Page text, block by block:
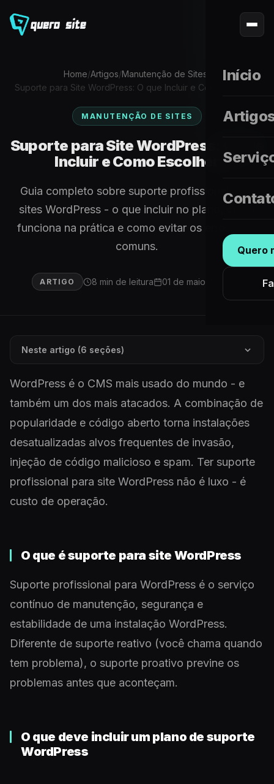
Início
Quero
Home/Artigos/Manutenção de Sites
Suporte para Site WordPress: O que Incluir e Como Escolher
MANUTENÇÃO DE SITES
Suporte para Site WordPress: O que
Incluir e Como Escolher
Guia completo sobre suporte profissional para
sites WordPress - o que incluir no plano, como
funciona na prática e como evitar os erros mais
comuns.
ARTIGO 8 min de leitura 01 de maio de 2026
Neste artigo (6 seções)
WordPress é o CMS mais usado do mundo - e
também um dos mais atacados. A combinação de
popularidade e código aberto torna instalações
desatualizadas alvos frequentes de invasão,
injeção de código malicioso e spam. Ter suporte
profissional para site WordPress não é luxo - é
custo de operação.
O que é suporte para site WordPress
Suporte profissional para WordPress é o serviço
contínuo de manutenção, segurança e
estabilidade de uma instalação WordPress.
Diferente de suporte reativo (você chama quando
tem problema), o suporte proativo previne os
problemas antes que aconteçam.
O que deve incluir um plano de suporte
WordPress